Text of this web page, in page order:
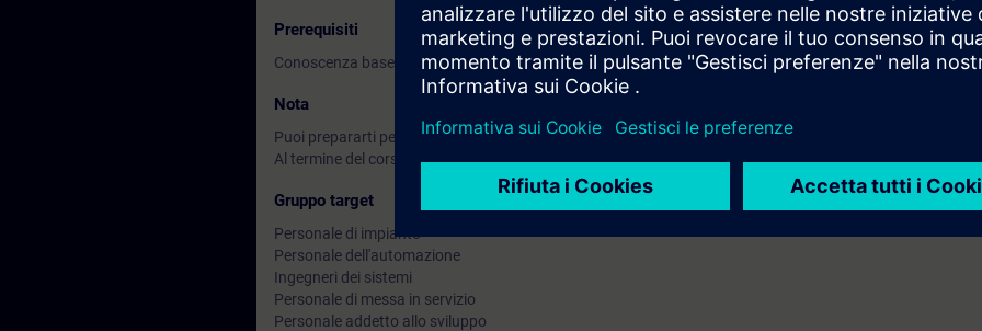
Prerequisiti
Conoscenza base dei principi di funzionamento del modello ISO/OSI.
Nota
Puoi prepararti per questa attività tramite i corsi propedeuticiSIE-learning 4.0
Al termine del corso puoi approfondire gli argomenti trattati tramite il nostroSIE-learning 4.0: SIE-
Gruppo target
Personale di impianto
Personale dell'automazione
Ingegneri dei sistemi
Personale di messa in servizio
Personale addetto allo sviluppo